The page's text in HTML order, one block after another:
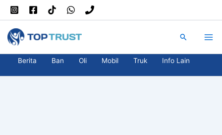
Skip
to
content
Search
Berita Ban Oli Mobil Truk Info Lain